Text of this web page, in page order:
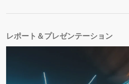
レポート＆プレゼンテーション